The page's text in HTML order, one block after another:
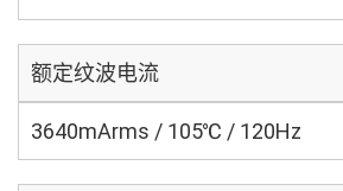
额定纹波电流
3640mArms / 105℃ / 120Hz